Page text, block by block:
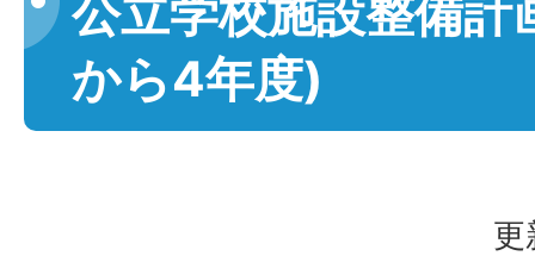
公立学校施設整備
から4年度)